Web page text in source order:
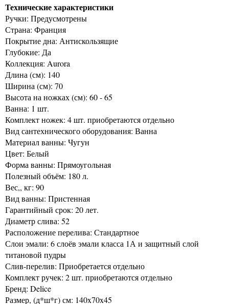
Технические характеристики
Ручки: Предусмотрены
Страна: Франция
Покрытие дна: Антискользящие
Глубокие: Да
Коллекция: Aurora
Длина (см): 140
Ширина (см): 70
Высота на ножках (см): 60 - 65
Ванна: 1 шт.
Комплект ножек: 4 шт. приобретаются отдельно
Вид сантехнического оборудования: Ванна
Материал ванны: Чугун
Цвет: Белый
Форма ванны: Прямоугольная
Полезный объём: 180 л.
Вес,, кг: 90
Вид ванны: Пристенная
Гарантийный срок: 20 лет.
Диаметр слива: 52
Расположение перелива: Стандартное
Слои эмали: 6 слоёв эмали класса 1А и защитный слой
титановой пудры
Слив-перелив: Приобретается отдельно
Комплект ручек: 2 шт. приобретаются отдельно
Бренд: Delice
Размер, (д*ш*г) см: 140x70x45